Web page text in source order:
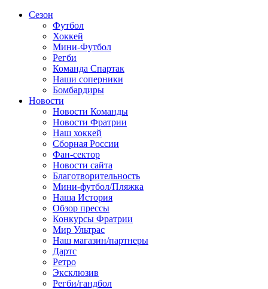
Сезон
Футбол
Хоккей
Мини-Футбол
Регби
Команда Спартак
Наши соперники
Бомбардиры
Новости
Новости Команды
Новости Фратрии
Наш хоккей
Сборная России
Фан-cектор
Новости сайта
Благотворительность
Мини-футбол/Пляжка
Наша История
Обзор прессы
Конкурсы Фратрии
Мир Ультрас
Наш магазин/партнеры
Дартс
Ретро
Эксклюзив
Регби/гандбол